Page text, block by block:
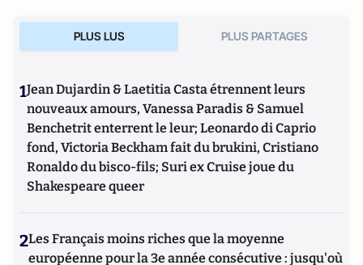
PLUS LUS PLUS PARTAGES
1Jean Dujardin & Laetitia Casta étrennent leurs
nouveaux amours, Vanessa Paradis & Samuel
Benchetrit enterrent le leur; Leonardo di Caprio
fond, Victoria Beckham fait du brukini, Cristiano
Ronaldo du bisco-fils; Suri ex Cruise joue du
Shakespeare queer
2Les Français moins riches que la moyenne
européenne pour la 3e année consécutive : jusqu'où